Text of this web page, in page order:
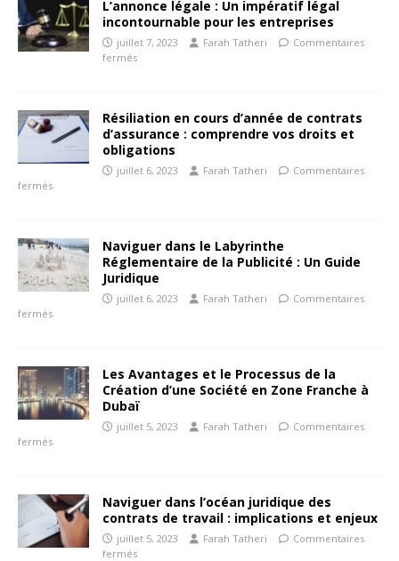
L’annonce légale : Un impératif légal
incontournable pour les entreprises
juillet 7, 2023 Farah Tatheri
Commentaires
fermés
Résiliation en cours d’année de contrats
d’assurance : comprendre vos droits et
obligations
juillet 6, 2023 Farah Tatheri
Commentaires
fermés
Naviguer dans le Labyrinthe
Réglementaire de la Publicité : Un Guide
Juridique
juillet 6, 2023 Farah Tatheri
Commentaires
fermés
Les Avantages et le Processus de la
Création d’une Société en Zone Franche à
Dubaï
juillet 5, 2023 Farah Tatheri
Commentaires
fermés
Naviguer dans l’océan juridique des
contrats de travail : implications et enjeux
juillet 5, 2023 Farah Tatheri
Commentaires
fermés